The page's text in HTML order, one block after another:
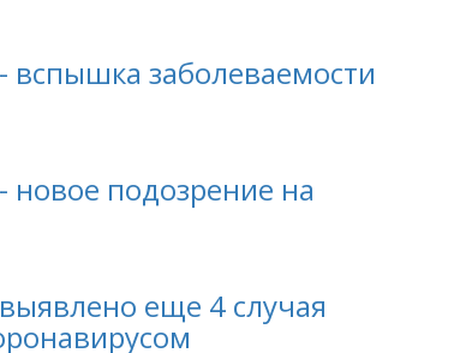
вспышка заболеваемости
новое подозрение на
еще 4 случая